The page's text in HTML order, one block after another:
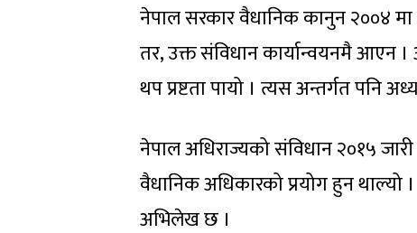
नेपाल सरकार वैधानिक कानुन २००४ मा
तर, उक्त संविधान कार्यान्वयनमै आएन
थप प्रष्टता पायो । त्यस अन्तर्गत पनि
नेपाल अधिराज्यको संविधान २०१५
वैधानिक अधिकारको प्रयोग हुन
अभिलेख छ ।